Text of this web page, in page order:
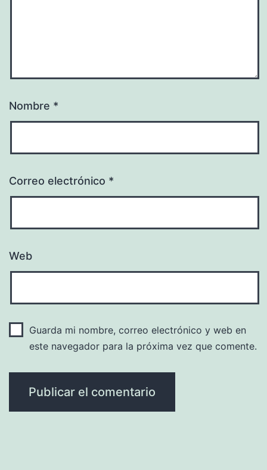
Nombre *
Correo electrónico *
Web
Guarda mi nombre, correo electrónico y web en
este navegador para la próxima vez que comente.